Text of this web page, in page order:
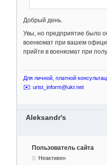
Добрый день.
Увы, но предприятие было
военкомат при вашем
прийти в военкомат при
Для личной, платной
✉️: urist_inform@ukr.net
Aleksandr's
Пользователь сайта
Неактивен